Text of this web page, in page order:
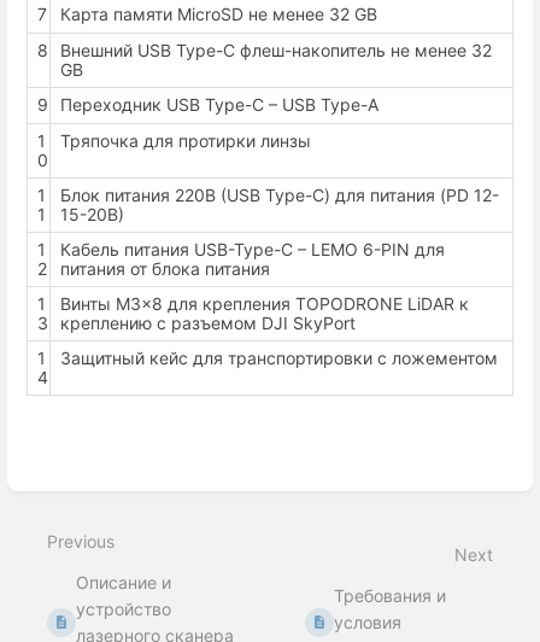
7
Карта памяти MicroSD не менее 32 GB
8
Внешний USB Type-C флеш-накопитель не менее 32
GB
9
Переходник USB Type-C – USB Type-A
1
0
Тряпочка для протирки линзы
1
1
Блок питания 220В (USB Type-C) для питания (PD 12-
15-20В)
1
2
Кабель питания USB-Type-C – LEMO 6-PIN для
питания от блока питания
1
3
Винты M3x8 для крепления TOPODRONE LiDAR к
креплению с разъемом DJI SkyPort
1
4
Защитный кейс для транспортировки с ложементом
mode
Previous
Описание и
устройство
лазерного сканера
Next
Требования и
условия